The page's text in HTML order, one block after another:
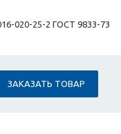
020-25-2 ГОСТ 9833-73
ЗАКАЗАТЬ ТОВАР